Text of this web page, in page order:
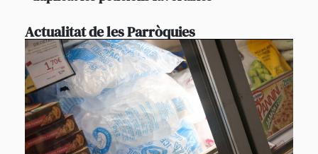
Actualitat de les Parròquies